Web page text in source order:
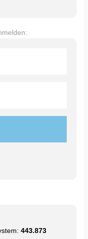
443.873